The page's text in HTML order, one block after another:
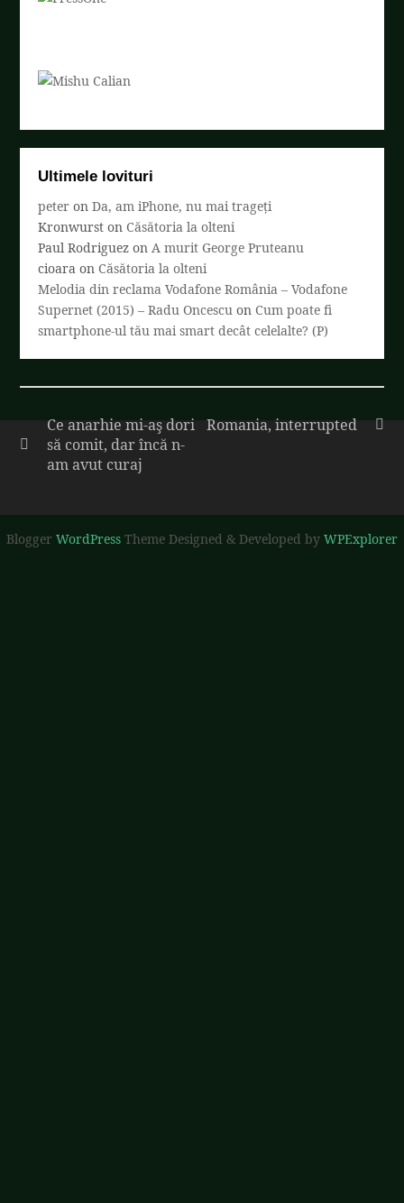
Ultimele lovituri
peter onDa, am iPhone, nu mai trageți
Kronwurst onCăsătoria la olteni
Paul Rodriguez onA murit George Pruteanu
cioara onCăsătoria la olteni
Melodia din reclama Vodafone România – Vodafone
Supernet (2015) – Radu Oncescu onCum poate fi
smartphone-ul tău mai smart decât celelalte? (P)
Ce anarhie mi-aş dori
să comit, dar încă n-
am avut curaj
Romania, interrupted
Blogger WordPress Theme Designed & Developed by WPExplorer